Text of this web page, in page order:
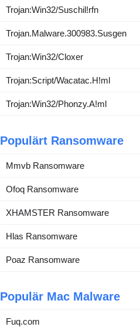
Trojan:Win32/Suschil!rfn
Trojan.Malware.300983.Susgen
Trojan:Win32/Cloxer
Trojan:Script/Wacatac.H!ml
Trojan:Win32/Phonzy.A!ml
Populärt Ransomware
Mmvb Ransomware
Ofoq Ransomware
XHAMSTER Ransomware
Hlas Ransomware
Poaz Ransomware
Populär Mac Malware
Fuq.com